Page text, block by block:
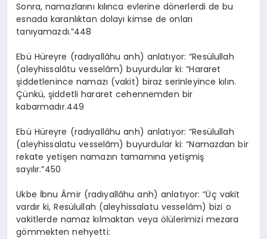
Sonra, namazlarını kılınca evlerine dönerlerdi de bu
esnada karanlıktan dolayı kimse de onları
tanıyamazdı.”448
Ebü Hüreyre (radıyallâhu anh) anlatıyor: “Resülullah
(aleyhissalâtu vesselâm) buyurdular ki: “Hararet
şiddetlenince namazı (vakit) biraz serinleyince kılın.
Çünkü, şiddetli hararet cehennemden bir
kabarmadır.449
Ebü Hüreyre (radıyallâhu anh) anlatıyor: “Resülullah
(aleyhissalatu vesselâm) buyurdular ki: “Namazdan bir
rekate yetişen namazın tamamına yetişmiş
sayılır.”450
Ukbe İbnu Âmir (radıyallâhu anh) anlatıyor: “Üç vakit
vardır ki, Resülullah (aleyhissalatu vesselâm) bizi o
vakitlerde namaz kılmaktan veya ölülerimizi mezara
gömmekten nehyetti: